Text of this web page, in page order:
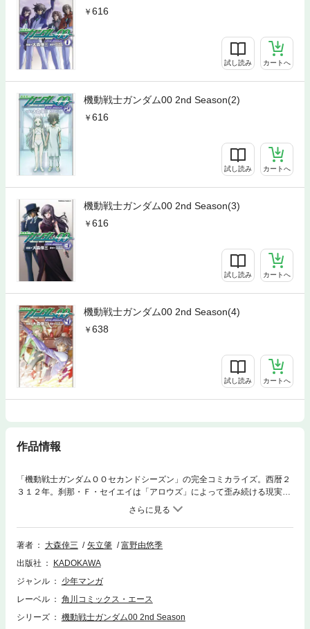
616
試し読み カートへ
機動戦士ガンダム00 2nd Season(2)
616
試し読み カートへ
機動戦士ガンダム00 2nd Season(3)
616
試し読み カートへ
機動戦士ガンダム00 2nd Season(4)
638
試し読み カートへ
作品情報
「機動戦士ガンダムＯＯセカンドシーズン」の完全コミカライズ。西暦２
３１２年。刹那・Ｆ・セイエイは「アロウズ」によって歪み続ける現実
に、ダブルオーガンダムと共に世界と戦う。
著者 大森倖三 矢立肇
富野由悠季
出版社
KADOKAWA
ジャンル
少年マンガ
レーベル
角川コミックス・エース
シリーズ
機動戦士ガンダム00 2nd Season